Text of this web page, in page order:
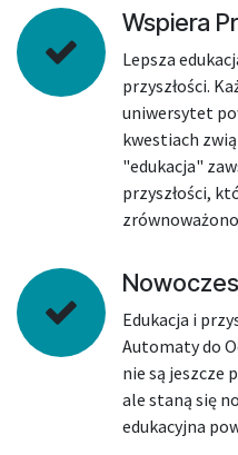
Wspiera
Lepsza
przyszłości.
uniwersytet
kwestiach
"edukacja"
przyszłości,
Edukacja i
Automaty do
nie są jeszcze
ale staną się
edukacyjna